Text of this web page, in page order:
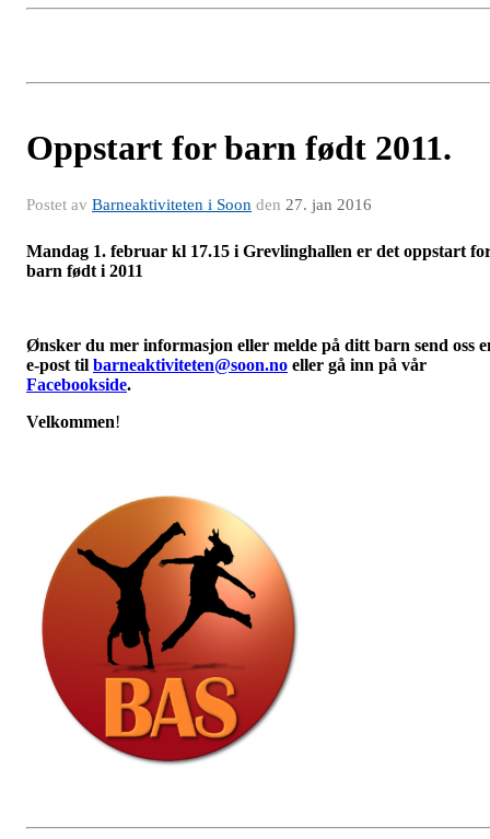
Oppstart for barn født 2011.
Postet av Barneaktiviteten i Soon den 27. jan 2016
Mandag 1. februar kl 17.15 i Grevlinghallen er det oppstart
barn født i 2011
Ønsker du mer informasjon eller melde på ditt barn send oss
e-post til barneaktiviteten@soon.no eller gå inn på vår
Facebookside.
Velkommen!